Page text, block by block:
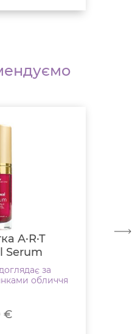
A·R·T
Serum
за
обличчя
€